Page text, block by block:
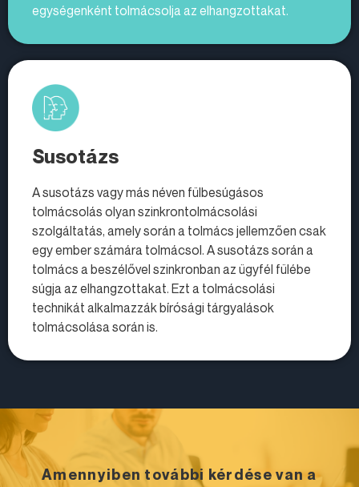
egységenként tolmácsolja az elhangzottakat.
Susotázs
A susotázs vagy más néven fülbesúgásos
tolmácsolás olyan szinkrontolmácsolási
szolgáltatás, amely során a tolmács jellemzően csak
egy ember számára tolmácsol. A susotázs során a
tolmács a beszélővel szinkronban az ügyfél fülébe
súgja az elhangzottakat. Ezt a tolmácsolási
technikát alkalmazzák bírósági tárgyalások
tolmácsolása során is.
Amennyiben további kérdése van a